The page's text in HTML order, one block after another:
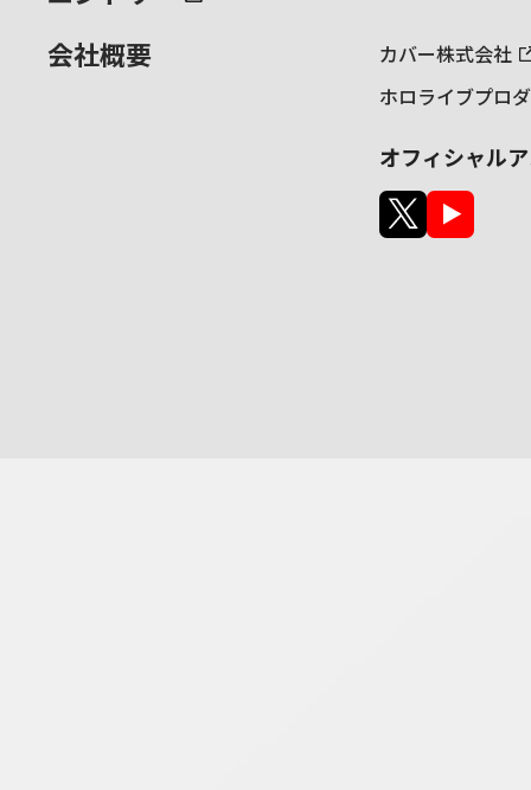
会社概要
カバー株式会社
ホロライブプロ
オフィシャル